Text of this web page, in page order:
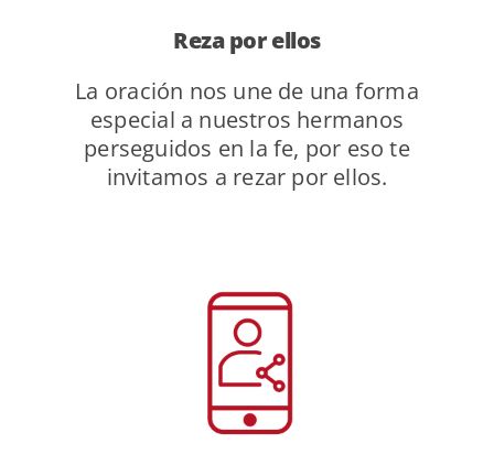
Reza por ellos
La oración nos une de una forma
especial a nuestros hermanos
perseguidos en la fe, por eso te
invitamos a rezar por ellos.